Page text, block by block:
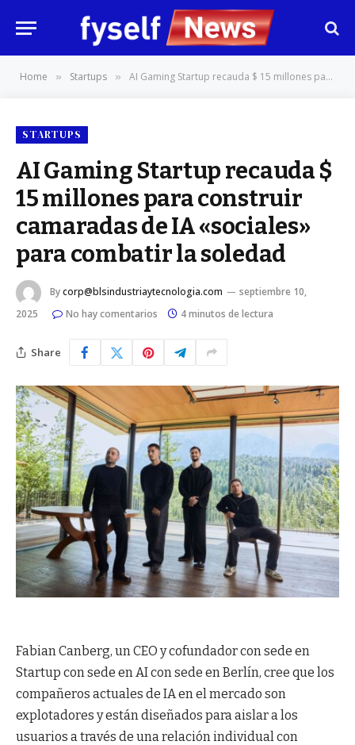
Home » Startups » AI Gaming Startup recauda $ 15 millones para construir camaradas de IA «sociales» para combatir la soledad
STARTUPS
AI Gaming Startup recauda $
15 millones para construir
camaradas de IA «sociales»
para combatir la soledad
Bycorp@blsindustriaytecnologia.com
septiembre 10,
2025
No hay comentarios 4 minutos de lectura
Share
Fabian Canberg, un CEO y cofundador con sede en
Startup con sede en AI con sede en Berlín, cree que los
compañeros actuales de IA en el mercado son
explotadores y están diseñados para aislar a los
usuarios a través de una relación individual con